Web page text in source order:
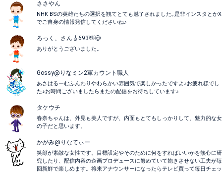
ささやん
NHK BSの英雄たちの選択を観てとても魅了されました｡是非インスタとかX
でご自身の情報発信してくださいね♪
ろっく、さん🎸693👋😊
ありがとうございました。
Gossy@りなミン2軍カウント職人
あさはるーむふんわりやわらかい雰囲気で楽しかったですよ♪お疲れ様でし
た♪お時間ございましたらまたの配信をお待ちしています♪
タケウチ
春奈ちゃんは、外見も美人ですが、内面もとてもしっかりして、魅力的な女
の子だと思います。
かがみ@りなてぃー
笑顔が素敵な女性です。目標設定やそのために何をすればいいかを熱心に研
究したり、配信内容の企画プロデュースに努めていて飽きさせない工夫が毎
回新鮮で楽しめます。将来アナウンサーになったらテレビ買って毎日チェッ